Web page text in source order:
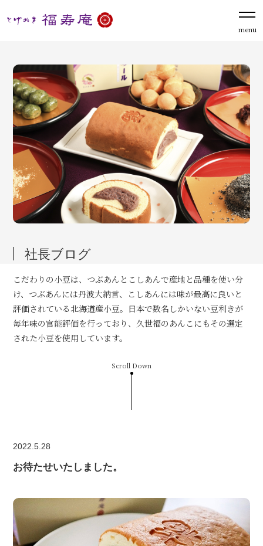
menu
社長ブログ
こだわりの小豆は、つぶあんとこしあんで産地と品種を使い分
け、つぶあんには丹波大納言、こしあんには味が最高に良いと
評価されている北海道産小豆。日本で数名しかいない豆利きが
毎年味の官能評価を行っており、久世福のあんこにもその選定
された小豆を使用しています。
Scroll Down
2022.5.28
お待たせいたしました。